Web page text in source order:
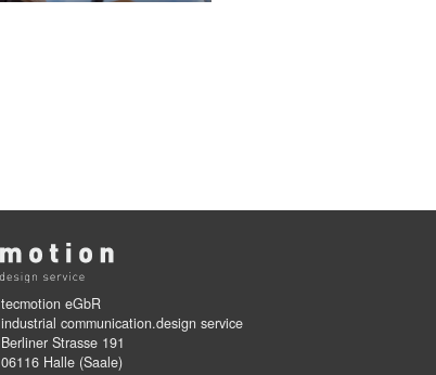
tecmotion eGbR
industrial communication.design service
Berliner Strasse 191
06116 Halle (Saale)